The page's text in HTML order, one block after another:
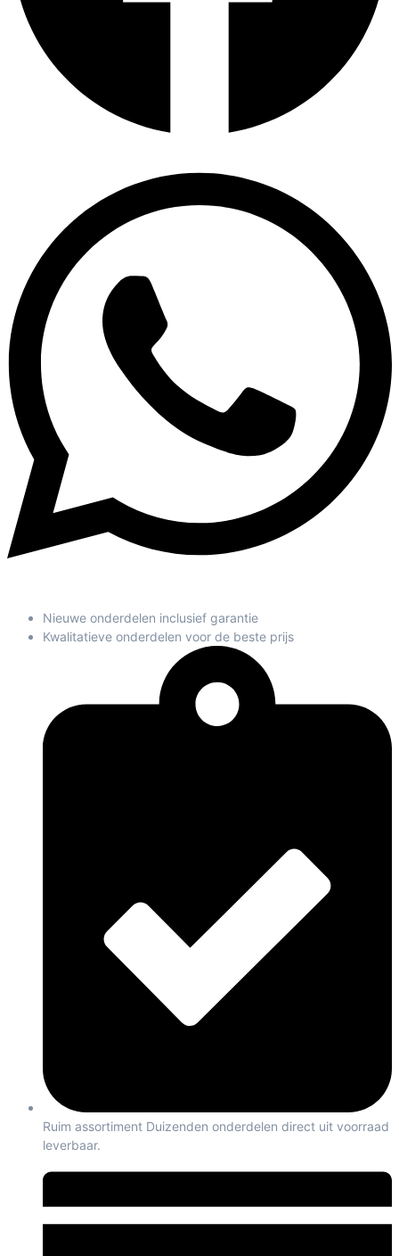
Nieuwe onderdelen inclusief garantie
Kwalitatieve onderdelen voor de beste prijs
Ruim assortiment Duizenden onderdelen direct uit voorraad
leverbaar.